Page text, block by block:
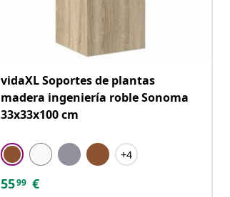
vidaXL Soportes de plantas
madera ingeniería roble Sonoma
33x33x100 cm
+4
5599 €